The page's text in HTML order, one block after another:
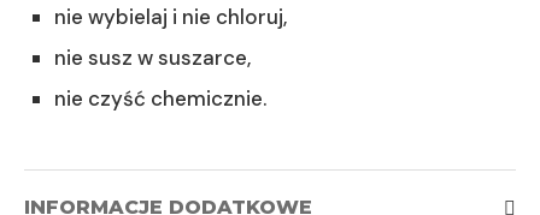
nie wybielaj i nie chloruj,
nie susz w suszarce,
nie czyść chemicznie.
INFORMACJE DODATKOWE